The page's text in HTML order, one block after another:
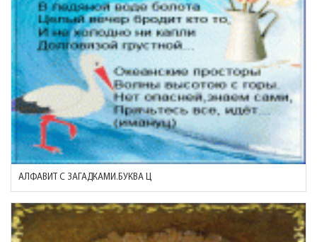
АЛФАВИТ С ЗАГАДКАМИ.БУКВА Ц